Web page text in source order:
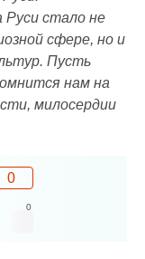
Руси стало не
сфере, но и
Пусть
нам на
милосердии
0
0